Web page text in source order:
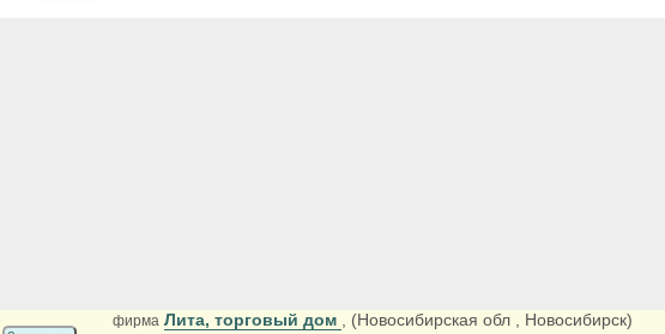
фирма Лита, торговый дом , (Новосибирская обл , Новосибирск)